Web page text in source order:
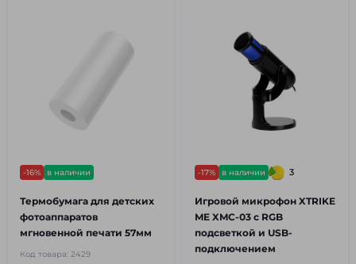
-16% в наличии
Термобумага для детских
фотоаппаратов
мгновенной печати 57мм
Код товара: 2429
-17% в наличии 3
Игровой микрофон XTRIKE
ME XMC-03 с RGB
подсветкой и USB-
подключением